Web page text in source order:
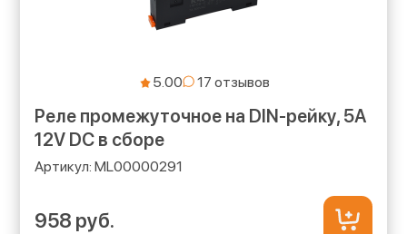
5.00
Реле промежуточное на DIN-рейку, 5А
12V DC в сборе
ML00000291
958 руб.